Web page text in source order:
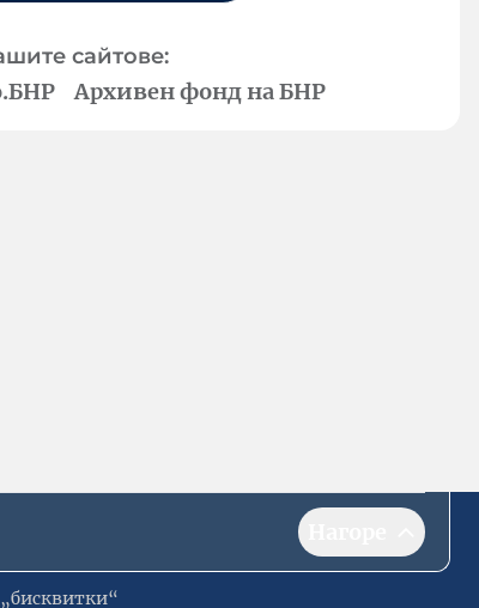
сайтове:
Архивен фонд на БНР